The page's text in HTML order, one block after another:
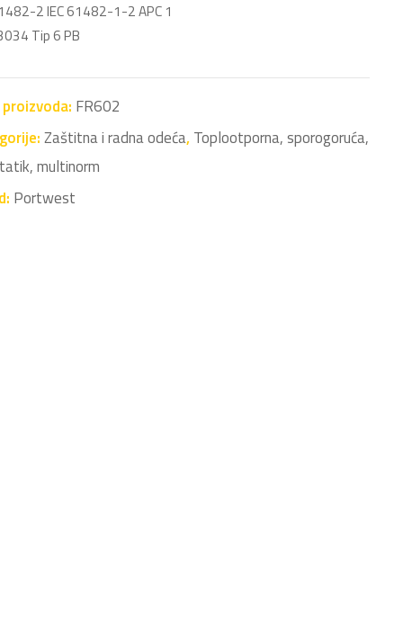
2 IEC 61482-1-2 APC 1
Tip 6 PB
FR602
Zaštitna i radna odeća,Toplootporna, sporogoruća,
multinorm
Portwest